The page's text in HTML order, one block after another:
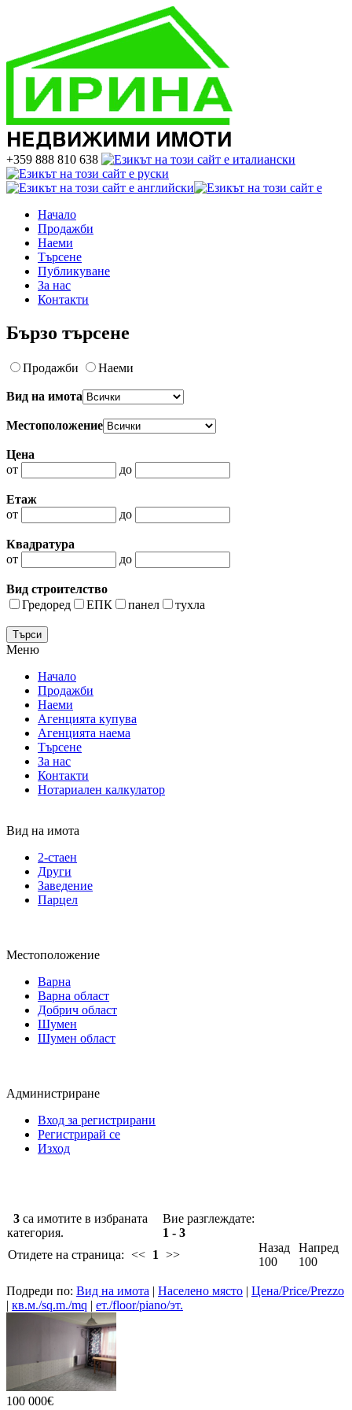
+359 888 810 638
Начало
Продажби
Наеми
Търсене
Публикуване
За нас
Контакти
Бързо търсене
Продажби Наеми
Вид на имота
Местоположение
Цена
от
до
Етаж
от
до
Квадратура
от
до
Вид строителство
Гредоред
ЕПК панел тухла
Меню
Начало
Продажби
Наеми
Агенцията купува
Агенцията наема
Търсене
За нас
Контакти
Нотариален калкулатор
Вид на имота
2-стаен
Други
Заведение
Парцел
Местоположение
Варна
Варна област
Добрич област
Шумен
Шумен област
Администриране
Вход за регистрирани
Регистрирай се
Изход
3 са имотите в избраната
категория.
Вие разглеждате:
1 - 3
Отидете на страница: << 1 >>
Назад
100
Напред
100
Подреди по: Вид на имота | Населено място | Цена/Price/Prezzo
| кв.м./sq.m./mq | ет./floor/piano/эт.
100 000€